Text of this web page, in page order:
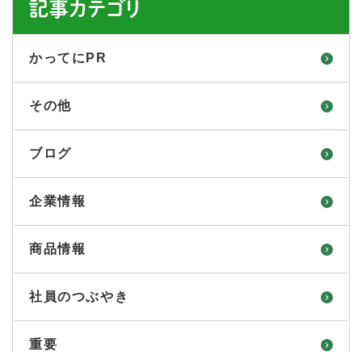
記事カテゴリ
かってにPR
その他
ブログ
企業情報
商品情報
社員のつぶやき
重要